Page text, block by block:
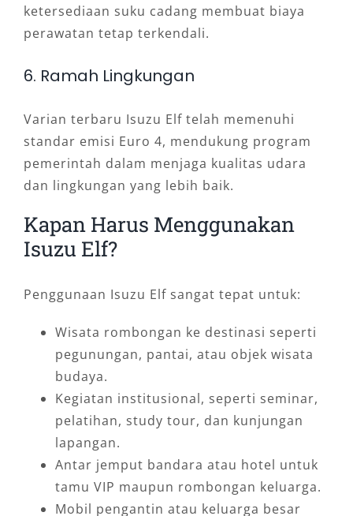
ketersediaan suku cadang membuat biaya
perawatan tetap terkendali.
6. Ramah Lingkungan
Varian terbaru Isuzu Elf telah memenuhi
standar emisi Euro 4, mendukung program
pemerintah dalam menjaga kualitas udara
dan lingkungan yang lebih baik.
Kapan Harus Menggunakan
Isuzu Elf?
Penggunaan Isuzu Elf sangat tepat untuk:
Wisata rombongan ke destinasi seperti
pegunungan, pantai, atau objek wisata
budaya.
Kegiatan institusional, seperti seminar,
pelatihan, study tour, dan kunjungan
lapangan.
Antar jemput bandara atau hotel untuk
tamu VIP maupun rombongan keluarga.
Mobil pengantin atau keluarga besar